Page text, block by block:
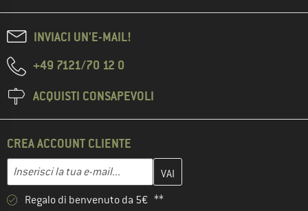
INVIACI UN'E-MAIL!
+49 7121/70 12 0
ACQUISTI CONSAPEVOLI
CREA ACCOUNT CLIENTE
Indirizzo e-mail
Inserisci qui il tuo indirizzo e-mail e crea il tuo account cliente
Regalo di benvenuto da 5€ **